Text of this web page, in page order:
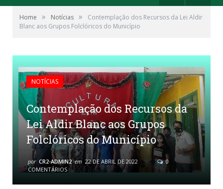
Home » Notícias »
Contemplação dos Recursos da Lei Aldir
Blanc aos Grupos Folclóricos do Município
NOTÍCIAS
Contemplação dos Recursos da
Lei Aldir Blanc aos Grupos
Folclóricos do Município
por CR2-ADMIN2 em 22 DE ABRIL DE 2022
0
COMENTÁRIOS